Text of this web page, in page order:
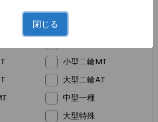
小型二輪MT
大型二輪AT
中型一種
大型特殊
閉じる